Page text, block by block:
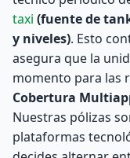
taxi (fuente de
y niveles). Esto
asegura que la
momento para las
Cobertura
Nuestras pólizas
plataformas